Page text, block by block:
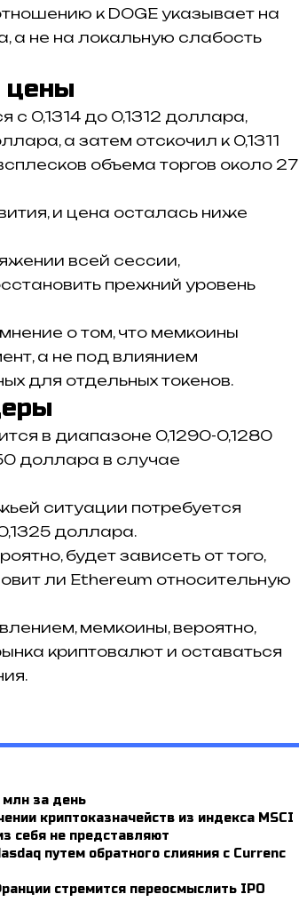
к DOGE указывает на
а не на локальную слабость
цены
с 0,1314 до 0,1312 доллара,
а затем отскочил к 0,1311
объема торгов около 27
и цена осталась ниже
всей сессии,
прежний уровень
о том, что мемкоины
а не под влиянием
для отдельных токенов.
в диапазоне 0,1290-0,1280
доллара в случае
ситуации потребуется
доллара.
будет зависеть от того,
ли Ethereum относительную
мемкоины, вероятно,
криптовалют и оставаться
млн за день
криптоказначейств из индекса MSCI
себя не представляют
путем обратного слияния с Currenc
стремится переосмыслить IPO